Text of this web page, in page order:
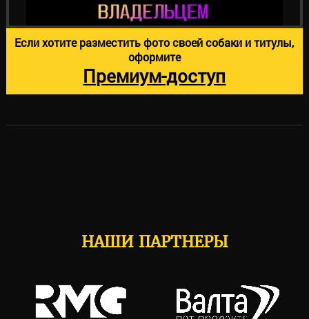
Если хотите разместить фото своей собаки и титулы,
оформите
Премиум-доступ
НАШИ ПАРТНЕРЫ